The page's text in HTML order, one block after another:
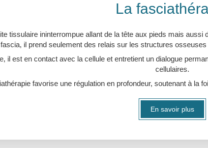
La
tissulaire ininterrompue allant de la tête aux pieds mais
fascia, il prend seulement des relais sur les structures
il est en contact avec la cellule et entretient un dialogue
cellulaires.
favorise une régulation en profondeur, soutenant à la
En savoir plus